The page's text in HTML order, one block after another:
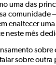
uma das
comunidade
enaltecer
neste mês
sobre
sobre outra